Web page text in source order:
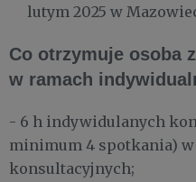
lutym 2025 w
Co otrzymuje osoba
w ramach
- 6 h indywidulanych
minimum 4 spotkania)
konsultacyjnych;